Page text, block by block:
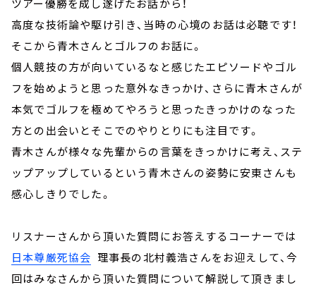
ツアー優勝を成し遂げたお話から！
高度な技術論や駆け引き、当時の心境のお話は必聴です！
そこから青木さんとゴルフのお話に。
個人競技の方が向いているなと感じたエピソードやゴル
フを始めようと思った意外なきっかけ、さらに青木さんが
本気でゴルフを極めてやろうと思ったきっかけのなった
方との出会いとそこでのやりとりにも注目です。
青木さんが様々な先輩からの言葉をきっかけに考え、ステ
ップアップしているという青木さんの姿勢に安東さんも
感心しきりでした。
リスナーさんから頂いた質問にお答えするコーナーでは
日本尊厳死協会 理事長の北村義浩さんをお迎えして、今
回はみなさんから頂いた質問について解説して頂きまし